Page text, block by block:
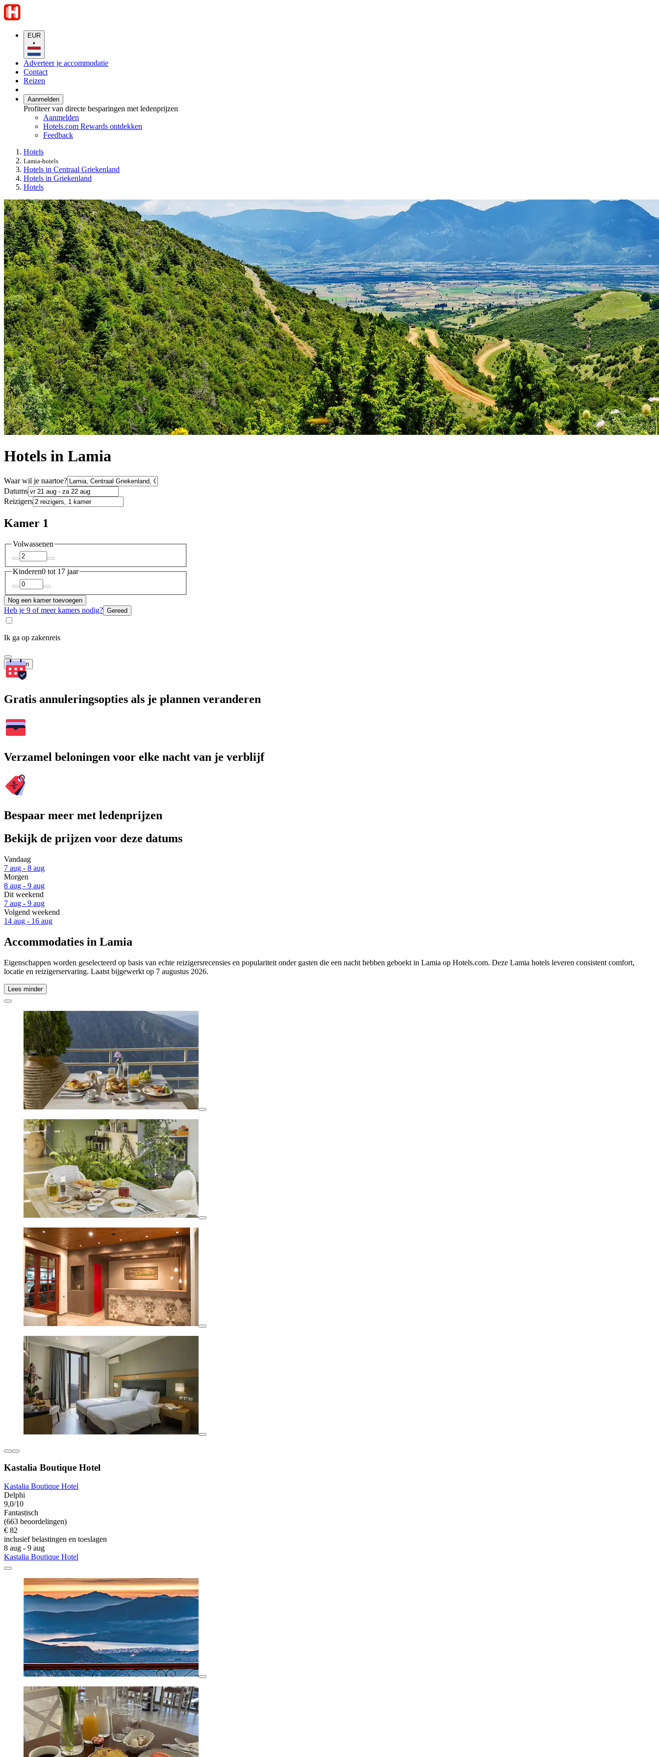
EUR
•
Adverteer je accommodatie
Contact
Reizen
Aanmelden
Profiteer van directe besparingen met ledenprijzen
Aanmelden
Hotels.com Rewards ontdekken
Feedback
Hotels
Lamia-hotels
Hotels in Centraal Griekenland
Hotels in Griekenland
Hotels
Hotels in Lamia
Waar wil je naartoe?
Datums
Reizigers
Kamer 1
Volwassenen
Kinderen0 tot 17 jaar
Nog een kamer toevoegen
Heb je 9 of meer kamers nodig? Gereed
Ik ga op zakenreis
Zoeken
Gratis annuleringsopties als je plannen veranderen
Verzamel beloningen voor elke nacht van je verblijf
Bespaar meer met ledenprijzen
Bekijk de prijzen voor deze datums
Vandaag
7 aug - 8 aug
Morgen
8 aug - 9 aug
Dit weekend
7 aug - 9 aug
Volgend weekend
14 aug - 16 aug
Accommodaties in Lamia
Eigenschappen worden geselecteerd op basis van echte reizigersrecensies en populariteit onder gasten die een nacht hebben geboekt in Lamia op Hotels.com. Deze Lamia hotels leveren consistent comfort,
locatie en reizigerservaring. Laatst bijgewerkt op 7 augustus 2026.
Lees minder
Kastalia Boutique Hotel
Kastalia Boutique Hotel
Delphi
9,0/10
Fantastisch
(663 beoordelingen)
€ 82
inclusief belastingen en toeslagen
8 aug - 9 aug
Kastalia Boutique Hotel